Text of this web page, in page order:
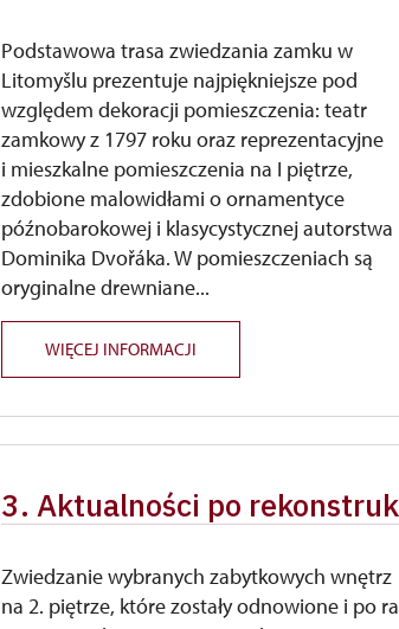
Podstawowa trasa zwiedzania zamku w
Litomyšlu prezentuje najpiękniejsze pod
względem dekoracji pomieszczenia: teatr
zamkowy z 1797 roku oraz reprezentacyjne
i mieszkalne pomieszczenia na I piętrze,
zdobione malowidłami o ornamentyce
późnobarokowej i klasycystycznej autorstwa
Dominika Dvořáka. W pomieszczeniach są
oryginalne drewniane...
WIĘCEJ INFORMACJI
3. Aktualności po
Zwiedzanie wybranych zabytkowych wnętrz
na 2. piętrze, które zostały odnowione i po